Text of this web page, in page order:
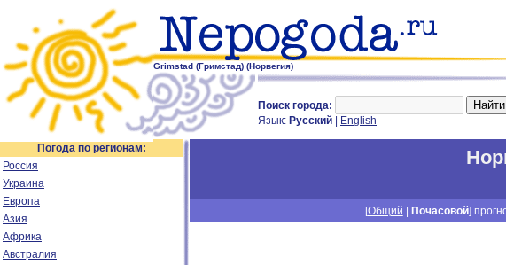
Grimstad (Гримстад) (Норвегия)
Поиск города:
Язык: Русский English
Погода по регионам:
Россия
Украина
Европа
Азия
Африка
Австралия
[Общий Почасовой]